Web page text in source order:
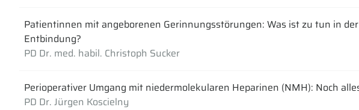
Patientinnen mit angeborenen Gerinnungsstörungen: Was ist zu tun in
Entbindung?
PD Dr. med. habil. Christoph Sucker
Perioperativer Umgang mit niedermolekularen Heparinen (NMH): Noch
PD Dr. Jürgen Koscielny